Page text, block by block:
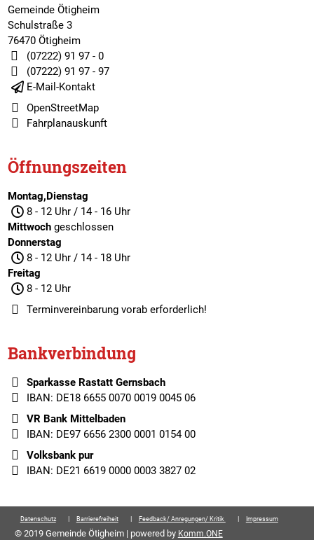
Gemeinde Ötigheim
Schulstraße 3
76470 Ötigheim
(07222) 91 97 - 0
(07222) 91 97 - 97
E-Mail-Kontakt
OpenStreetMap
Fahrplanauskunft
Öffnungszeiten
Montag,Dienstag
8 - 12 Uhr / 14 - 16 Uhr
Mittwochgeschlossen
Donnerstag
8 - 12 Uhr / 14 - 18 Uhr
Freitag
8 - 12 Uhr
Terminvereinbarungvorab erforderlich!
Bankverbindung
Sparkasse Rastatt Gernsbach
IBAN: DE18 6655 0070 0019 0045 06
VR Bank Mittelbaden
IBAN: DE97 6656 2300 0001 0154 00
Volksbank pur
IBAN: DE21 6619 0000 0003 3827 02
Datenschutz Barrierefreiheit Feedback/ Anregungen/ Kritik Impressum
© 2019 Gemeinde Ötigheim | powered by Komm.ONE